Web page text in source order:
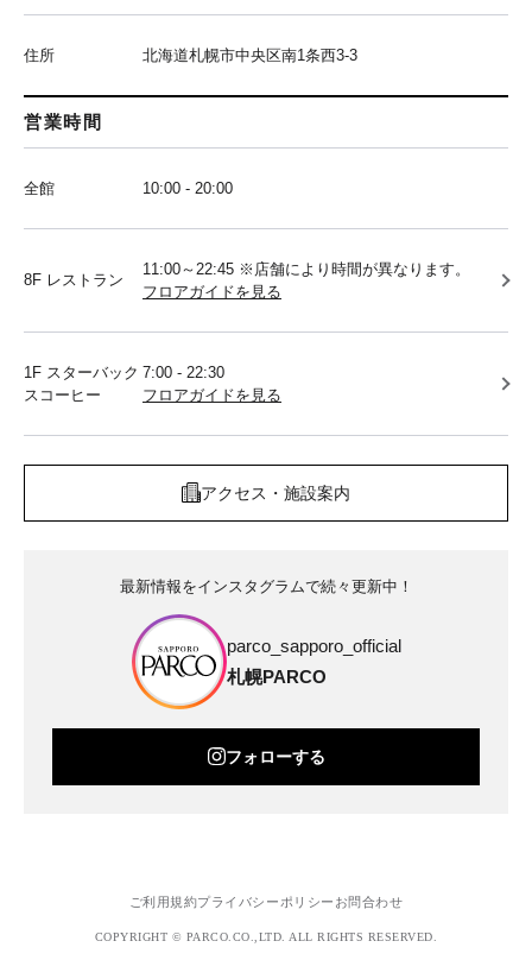
住所 北海道札幌市中央区南1条西3-3
営業時間
全館 10:00 - 20:00
8F レストラン
11:00～22:45 ※店舗により時間が異なります。
フロアガイドを見る
1F スターバック
スコーヒー
7:00 - 22:30
フロアガイドを見る
アクセス・施設案内
最新情報をインスタグラムで続々更新中！
parco_sapporo_official
札幌PARCO
フォローする
ご利用規約プライバシーポリシー お問合わせ
COPYRIGHT © PARCO.CO.,LTD. ALL RIGHTS RESERVED.